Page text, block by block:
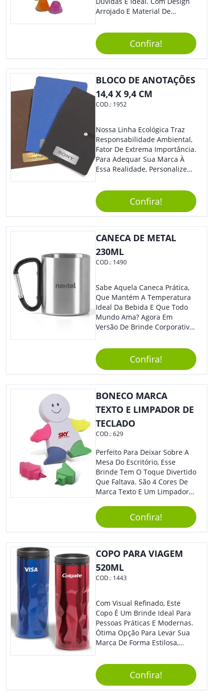
Arrojado E Material De
Prático E Agradará Todos Os
Seus Clientes. Leve Sua Marca
À Eventos E Feiras
Corporativas Em Um Item
Moderno E Util.
Confira!
BLOCO DE ANOTAÇÕES
14,4 X 9,4 CM
COD.: 1952
Nossa Linha Ecológica Traz
Responsabilidade Ambiental,
Fator De Extrema Importância.
Para Adequar Sua Marca À
Essa Realidade, Personalize
Anotações Com Post-It E
Caneta. Elaborado A Partir De
Material Reciclado, O Brinde
Também É Prático, Tornando-
Se Assim Excelente Para Uso
Cotidiano. Perfeito, Não É?!
Confira!
CANECA DE METAL
230ML
COD.: 1490
Sabe Aquela Caneca Prática,
Que Mantém A Temperatura
Ideal Da Bebida E Que Todo
Mundo Ama? Agora Em
Versão De Brinde Corporativo
Sua Marca Com Muito Estilo E
Acrescentar Ainda Mais
Praticidade À Eventos E Feiras
De Exposição.
Confira!
BONECO MARCA
TEXTO E LIMPADOR DE
TECLADO
COD.:629
Perfeito Para Deixar Sobre A
Mesa Do Escritório, Esse
Brinde Tem O Toque Divertido
Que Faltava. São 4 Cores De
Marca Texto E Um Limpador
Boneco. Demais, Não É?
Personalize Com Sua Marca.
Super Criativo, Seus Clientes E
Colaboradores Irão Adorar.
Confira!
COPO PARA VIAGEM
520ML
COD.: 1443
Com Visual Refinado, Este
Copo É Um Brinde Ideal Para
Pessoas Práticas E Modernas.
Ótima Opção Para Levar Sua
Marca De Forma Estilosa,
Empresa Em Eventos,
Reuniões Corporativas Ou Até
Mesmo Para Presentear
Colaboradores.
Confira!